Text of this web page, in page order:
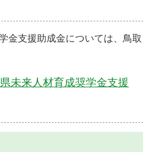
金支援助成金については、鳥取
未来人材育成奨学金支援